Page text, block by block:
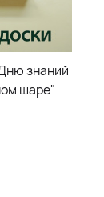
знаний
шаре"